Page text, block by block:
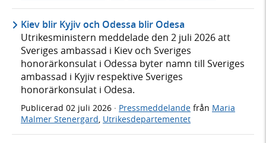
Kiev blir Kyjiv och Odessa blir Odesa
Utrikesministern meddelade den 2 juli 2026 att
Sveriges ambassad i Kiev och Sveriges
honorärkonsulat i Odessa byter namn till Sveriges
ambassad i Kyjiv respektive Sveriges
honorärkonsulat i Odesa.
Publicerad 02 juli 2026 · Pressmeddelande från Maria
Malmer Stenergard, Utrikesdepartementet